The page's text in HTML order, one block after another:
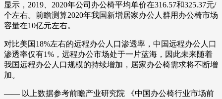
显示，2019、2020年公司办公椅平均单价在316.57和325.37元/
个左右。前瞻测算2020年我国新增居家办公人群用办公椅市场
容量在10亿元左右。
对比美国18%左右的远程办公人口渗透率，中国远程办公人口
渗透率仅有1%，远程办公市场处于一片蓝海，因此未来随着
我国远程办公人口规模的持续增加，居家办公椅需求将不断增
加。
—— 以上数据参考前瞻产业研究院 《中国办公椅行业市场前